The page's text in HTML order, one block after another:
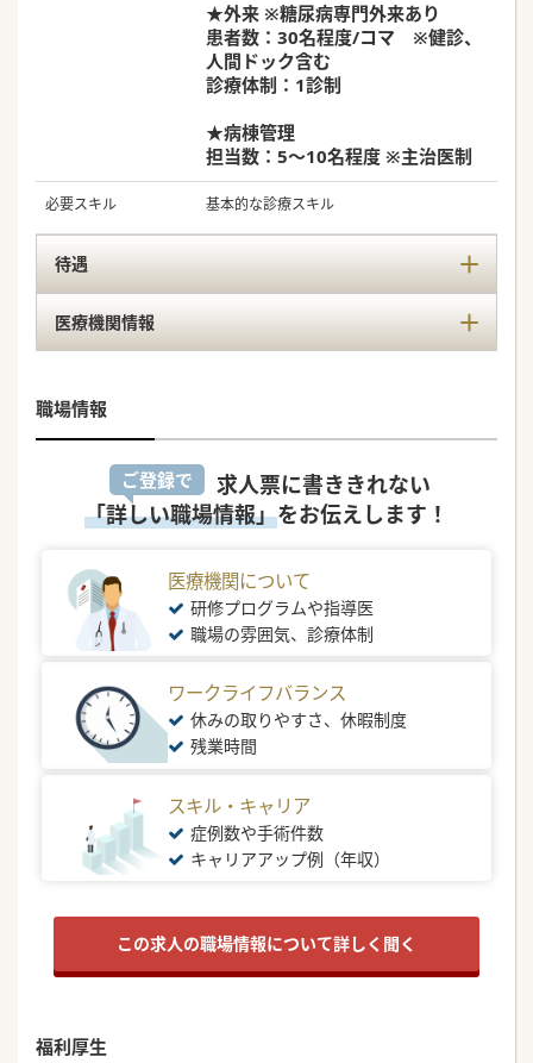
★外来 ※糖尿病専門外来あり
患者数：30名程度/コマ ※健診、
人間ドック含む
診療体制：1診制
★病棟管理
担当数：5～10名程度 ※主治医制
必要スキル 基本的な診療スキル
待遇
医療機関情報
職場情報
ご登録で
求人票に書ききれない
「詳しい職場情報」をお伝えします！
医療機関について
研修プログラムや指導医
職場の雰囲気、診療体制
ワークライフバランス
休みの取りやすさ、休暇制度
残業時間
スキル・キャリア
症例数や手術件数
キャリアアップ例（年収）
この求人の職場情報について詳しく聞く
福利厚生